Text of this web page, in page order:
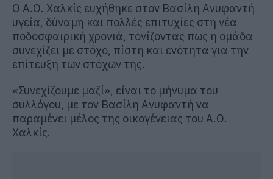
Ο Α.Ο. Χαλκίς ευχήθηκε στον Βασίλη Ανυφαντή
υγεία, δύναμη και πολλές επιτυχίες στη νέα
ποδοσφαιρική χρονιά, τονίζοντας πως η ομάδα
συνεχίζει με στόχο, πίστη και ενότητα για την
επίτευξη των στόχων της.
«Συνεχίζουμε μαζί», είναι το μήνυμα του
συλλόγου, με τον Βασίλη Ανυφαντή να
παραμένει μέλος της οικογένειας του Α.Ο.
Χαλκίς.